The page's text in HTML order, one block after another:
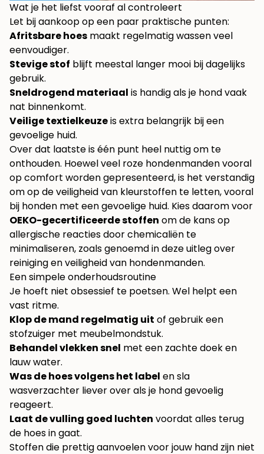
Wat je het liefst vooraf al controleert
Let bij aankoop op een paar praktische punten:
Afritsbare hoes maakt regelmatig wassen veel
eenvoudiger.
Stevige stof blijft meestal langer mooi bij dagelijks
gebruik.
Sneldrogend materiaal is handig als je hond vaak
nat binnenkomt.
Veilige textielkeuzeis extra belangrijk bij een
gevoelige huid.
Over dat laatste is één punt heel nuttig om te
onthouden. Hoewel veel roze hondenmanden vooral
op comfort worden gepresenteerd, is het verstandig
om op de veiligheid van kleurstoffen te letten, vooral
bij honden met een gevoelige huid. Kies daarom voor
OEKO-gecertificeerde stoffen om de kans op
allergische reacties door chemicaliën te
minimaliseren, zoals genoemd in deze uitleg over
reiniging en veiligheid van hondenmanden.
Een simpele onderhoudsroutine
Je hoeft niet obsessief te poetsen. Wel helpt een
vast ritme.
Klop de mand regelmatig uit of gebruik een
stofzuiger met meubelmondstuk.
Behandel vlekken snel met een zachte doek en
lauw water.
Was de hoes volgens het label en sla
wasverzachter liever over als je hond gevoelig
reageert.
Laat de vulling goed luchten voordat alles terug
de hoes in gaat.
Stoffen die prettig aanvoelen voor jouw hand zijn niet